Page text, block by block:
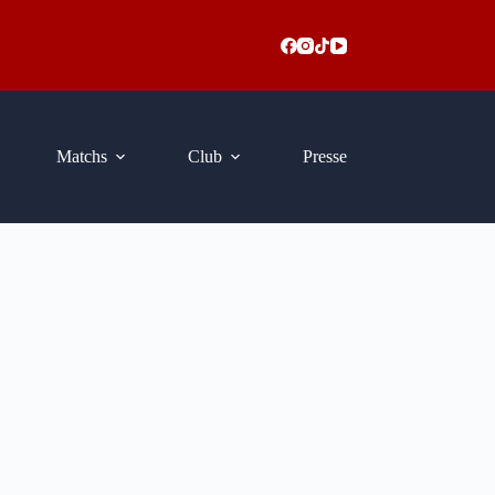
Matchs Club Presse
lancée !